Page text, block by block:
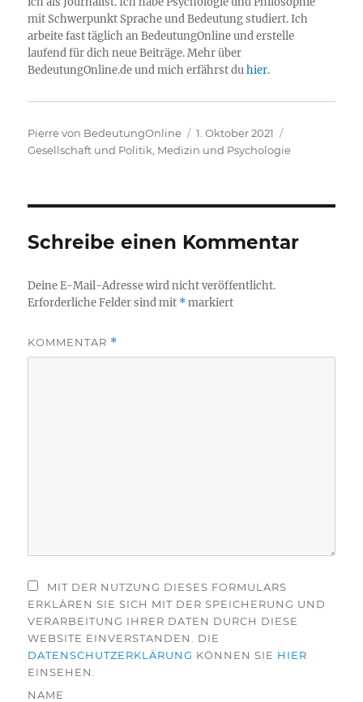
mit Schwerpunkt Sprache und Bedeutung studiert. Ich
arbeite fast täglich an BedeutungOnline und erstelle
laufend für dich neue Beiträge. Mehr über
BedeutungOnline.de und mich erfährst duhier.
Autor
Pierre von BedeutungOnline
Veröffentlicht
am
1. Oktober 2021
Gesellschaft und Politik Medizin und Psychologie
Schreibe einen Kommentar
Deine E-Mail-Adresse wird nicht veröffentlicht.
Erforderliche Felder sind mit *markiert
KOMMENTAR *
MIT DER NUTZUNG DIESES FORMULARS
ERKLÄREN SIE SICH MIT DER SPEICHERUNG UND
VERARBEITUNG IHRER DATEN DURCH DIESE
WEBSITE EINVERSTANDEN. DIE
DATENSCHUTZERKLÄRUNG KÖNNEN SIE HIER
EINSEHEN.
NAME